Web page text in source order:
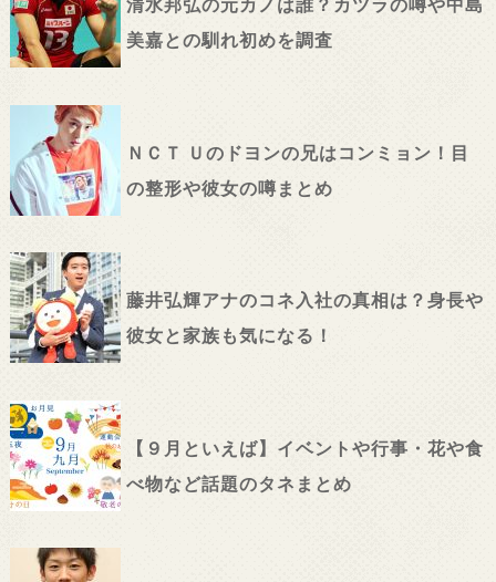
美嘉との馴れ初めを調査
ＮＣＴ Ｕのドヨンの兄はコンミョン！目
の整形や彼女の噂まとめ
藤井弘輝アナのコネ入社の真相は？身長や
彼女と家族も気になる！
【９月といえば】イベントや行事・花や食
べ物など話題のタネまとめ